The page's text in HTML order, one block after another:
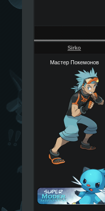
Sirko
Мастер Покемонов